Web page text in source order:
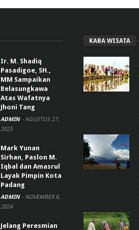
Ir. M. Shadiq
Pasadigoe, SH.,
MM Sampaikan
Belasungkawa
Atas Wafatnya
Jhoni Tang
ADMIN - AGUSTUS 27,
2025
Mark Yunan
Sirhan, Paslon M.
Iqbal dan Amasrul
Layak Pimpin Kota
Padang
ADMIN - NOVEMBER 8,
2024
Jelang Peresmian
KABA WISATA